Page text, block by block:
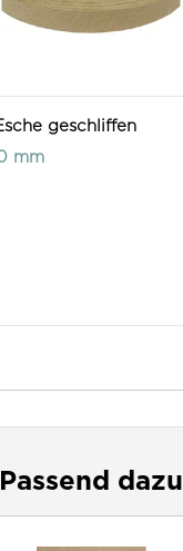
geschliffen
mm
Passend dazu